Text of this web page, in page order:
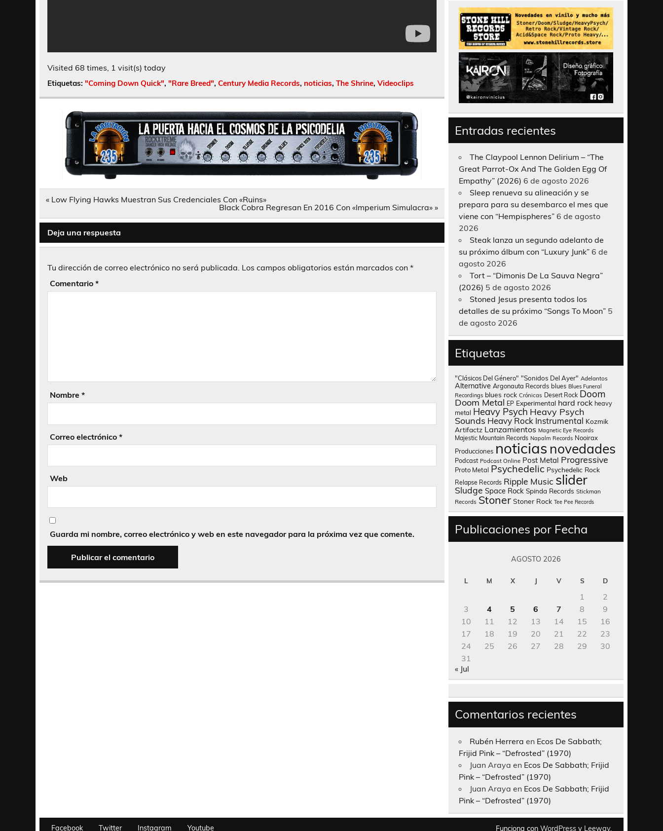
Visited 68 times, 1 visit(s) today
Etiquetas: "Coming Down Quick", "Rare Breed", Century Media Records, noticias, The Shrine, Videoclips
Navegación
« Low Flying Hawks Muestran Sus Credenciales Con «Ruins»
Black Cobra Regresan En 2016 Con «Imperium Simulacra» »
Deja una respuesta
Tu dirección de correo electrónico no será publicada. Los campos obligatorios están marcados con *
Comentario *
Nombre *
Correo electrónico *
Web
Guarda mi nombre, correo electrónico y web en este navegador para la próxima vez que comente.
Entradas recientes
The Claypool Lennon Delirium – “The
Great Parrot-Ox And The Golden Egg Of
Empathy” (2026) 6 de agosto 2026
Sleep renueva su alineación y se
prepara para su desembarco el mes que
viene con “Hempispheres” 6 de agosto
2026
Steak lanza un segundo adelanto de
su próximo álbum con “Luxury Junk” 6 de
agosto 2026
Tort – “Dimonis De La Sauva Negra”
(2026) 5 de agosto 2026
Stoned Jesus presenta todos los
detalles de su próximo “Songs To Moon” 5
de agosto 2026
Etiquetas
"Clásicos Del Género" "Sonidos Del Ayer" Adelantos
Alternative Argonauta Records blues Blues Funeral
Recordings blues rock Crónicas Desert Rock Doom
Doom Metal EP Experimental hard rock heavy
metal Heavy Psych Heavy Psych
Sounds Heavy Rock Instrumental Kozmik
Artifactz Lanzamientos Magnetic Eye Records
Majestic Mountain Records Napalm Records Nooirax
Producciones noticias novedades
Podcast Podcast Online Post Metal Progressive
Proto Metal Psychedelic Psychedelic Rock
Relapse Records Ripple Music slider
Sludge Space Rock Spinda Records Stickman
Records Stoner Stoner Rock Tee Pee Records
Publicaciones por Fecha
AGOSTO 2026
L M X J V S D
1
2
3
4 5 6 7 8
9
10
11 12 13 14 15
16
17
18 19 20 21 22
23
24
25 26 27 28 29
30
31
« Jul
Comentarios recientes
Rubén Herrera en Ecos De Sabbath;
Frijid Pink – “Defrosted” (1970)
Juan Araya en Ecos De Sabbath; Frijid
Pink – “Defrosted” (1970)
Juan Araya en Ecos De Sabbath; Frijid
Pink – “Defrosted” (1970)
Facebook Twitter Instagram Youtube Funciona con WordPress y Leeway.